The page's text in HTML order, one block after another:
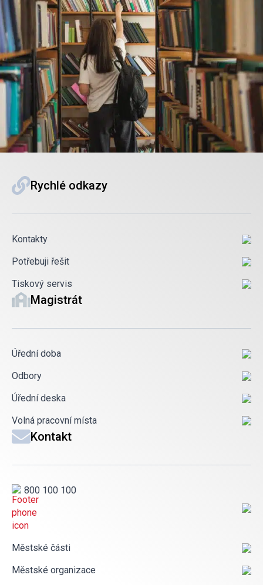
Rychlé odkazy
Kontakty
Potřebuji řešit
Tiskový servis
Magistrát
Úřední doba
Odbory
Úřední deska
Volná pracovní místa
Kontakt
800 100 100
Městské části
Městské organizace